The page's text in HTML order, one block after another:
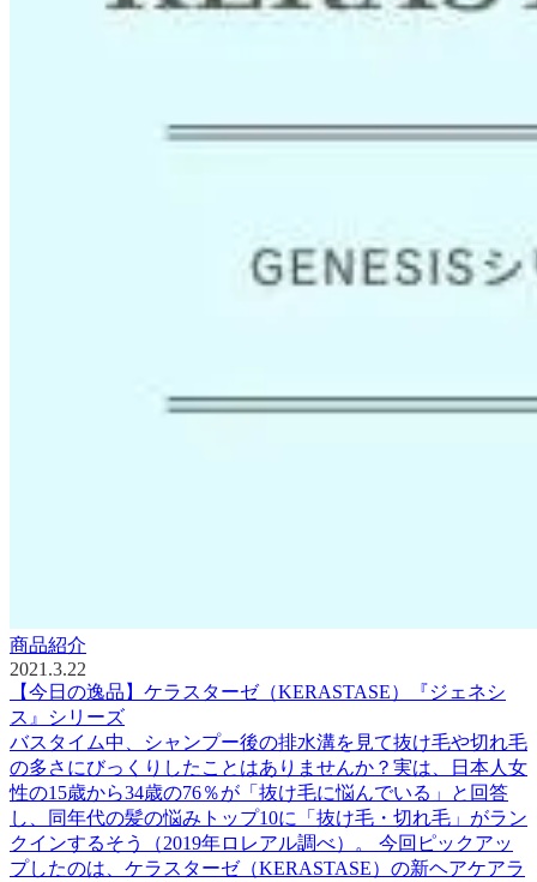
商品紹介
2021.3.22
【今日の逸品】ケラスターゼ（KERASTASE）『ジェネシ
ス』シリーズ
バスタイム中、シャンプー後の排水溝を見て抜け毛や切れ毛
の多さにびっくりしたことはありませんか？実は、日本人女
性の15歳から34歳の76％が「抜け毛に悩んでいる」と回答
し、同年代の髪の悩みトップ10に「抜け毛・切れ毛」がラン
クインするそう（2019年ロレアル調べ）。 今回ピックアッ
プしたのは、ケラスターゼ（KERASTASE）の新ヘアケアラ